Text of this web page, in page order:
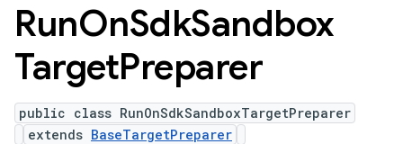
RunOnSdkSandbox
TargetPreparer
public class RunOnSdkSandboxTargetPreparer
extends BaseTargetPreparer